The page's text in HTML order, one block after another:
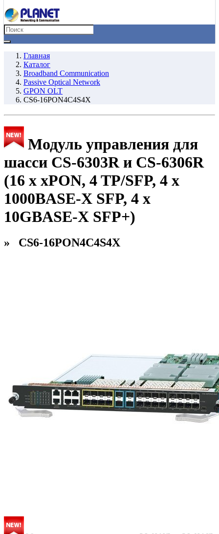
Главная
Каталог
Broadband Communication
Passive Optical Network
GPON OLT
CS6-16PON4C4S4X
Модуль управления для
шасси CS-6303R и CS-6306R
(16 x xPON, 4 TP/SFP, 4 x
1000BASE-X SFP, 4 x
10GBASE-X SFP+)
» CS6-16PON4C4S4X